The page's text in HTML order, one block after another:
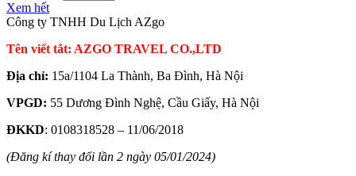
Xem hết
Công ty TNHH Du Lịch AZgo
Tên viết tắt: AZGO TRAVEL CO.,LTD
Địa chỉ: 15a/1104 La Thành, Ba Đình, Hà Nội
VPGD: 55 Dương Đình Nghệ, Cầu Giấy, Hà Nội
ĐKKD: 0108318528 – 11/06/2018
(Đăng kí thay đổi lần 2 ngày 05/01/2024)